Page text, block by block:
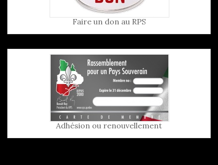
Faire un don au RPS
Adhésion ou renouvellement